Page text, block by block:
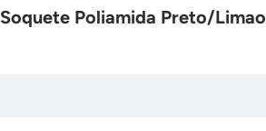
Poliamida Preto/Limao